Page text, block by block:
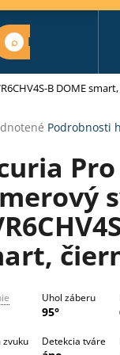
Nájsť vhodný
B DOME
Podrobnosti
Pro
Uhol záberu
95°
zvuku Detekcia tváre